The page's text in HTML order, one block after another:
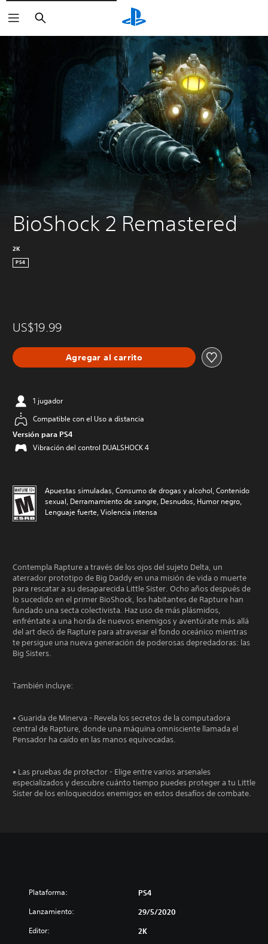
Buscar
BioShock 2 Remastered
2K
PS4
US$19.99
Agregar al carrito
1 jugador
Compatible con el Uso a distancia
Versión para PS4
Vibración del control DUALSHOCK 4
Apuestas simuladas, Consumo de drogas y alcohol, Contenido
sexual, Derramamiento de sangre, Desnudos, Humor negro,
Lenguaje fuerte, Violencia intensa
Contempla Rapture a través de los ojos del sujeto Delta, un
aterrador prototipo de Big Daddy en una misión de vida o muerte
para rescatar a su desaparecida Little Sister. Ocho años después de
lo sucedido en el primer BioShock, los habitantes de Rapture han
fundado una secta colectivista. Haz uso de más plásmidos,
enfréntate a una horda de nuevos enemigos y aventúrate más allá
del art decó de Rapture para atravesar el fondo oceánico mientras
te persigue una nueva generación de poderosas depredadoras: las
Big Sisters.
También incluye:
• Guarida de Minerva - Revela los secretos de la computadora
central de Rapture, donde una máquina omnisciente llamada el
Pensador ha caído en las manos equivocadas.
• Las pruebas de protector - Elige entre varios arsenales
especializados y descubre cuánto tiempo puedes proteger a tu Little
Sister de los enloquecidos enemigos en estos desafíos de combate.
Plataforma: PS4
Lanzamiento: 29/5/2020
Editor: 2K